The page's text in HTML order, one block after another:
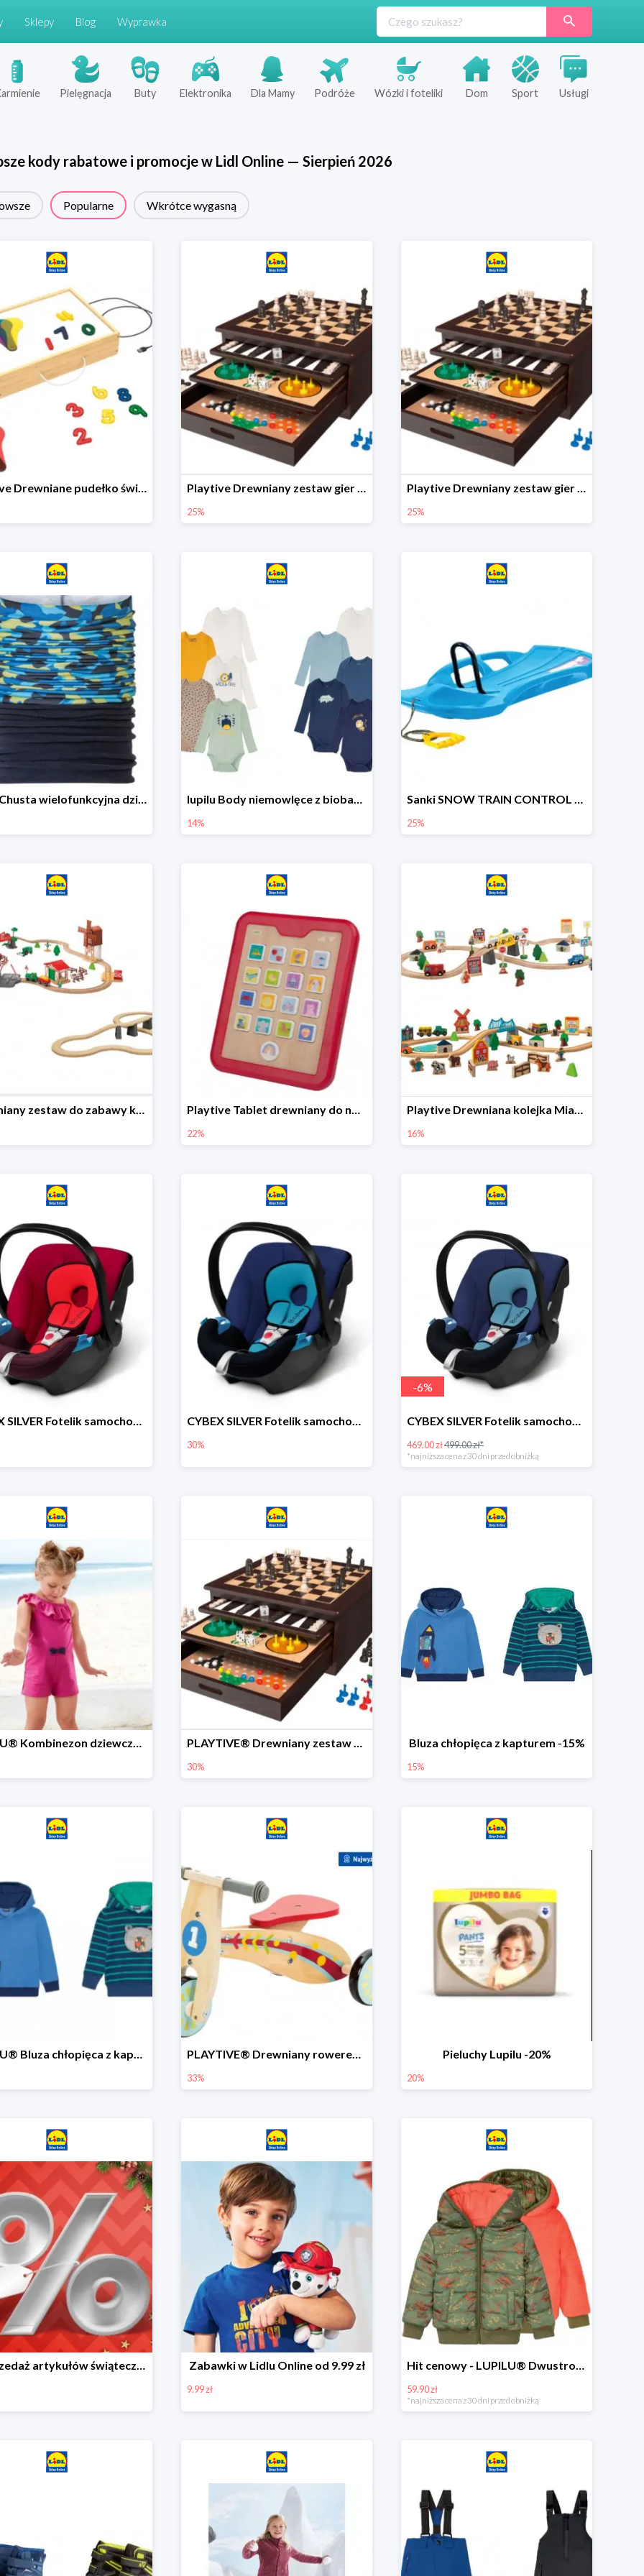
Sklepy Blog Wyprawka
Pielęgnacja Buty Elektronika Dla Mamy Podróże Wózki i foteliki Dom Sport Usługi
kody rabatowe i promocje w Lidl Online— Sierpień 2026
Popularne Wkrótce wygasną
Playtive Drewniane pudełko świetlne MONTESSORI Playtive Drewniany zestaw gier 10 w 1
25%
Playtive Drewniany zestaw gier 10 w 1
25%
lupilu Chusta wielofunkcyjna dziecięca lupilu Body niemowlęce z biobawełny
14%
Sanki SNOW TRAIN CONTROL -25%
25%
Drewniany zestaw do zabawy kolejką - farma i wiadukt Playtive Tablet drewniany do nauki, interaktywny
22%
Playtive Drewniana kolejka Miasto lub Farma
16%
CYBEX SILVER Fotelik samochodowy CYBEX SILVER Fotelik samochodowy -30%
30%
-6%
CYBEX SILVER Fotelik samochodowy + dostawa gratis!
469.00 zł499.00 zł*
*najniższa cena z 30 dni przed obniżką
LUPILU® Kombinezon dziewczęcy z bawełny PLAYTIVE® Drewniany zestaw gier 10 w 1
30%
Bluza chłopięca z kapturem -15%
15%
LUPILU® Bluza chłopięca z kapturem PLAYTIVE® Drewniany rowerek biegowy -33%
33%
Pieluchy Lupilu -20%
20%
Wyprzedaż artykułów świątecznych w Lidlu Online Zabawki w Lidlu Online od 9.99 zł
9.99 zł
Hit cenowy - LUPILU® Dwustronna kurtka dziecięca z polarem
59.90 zł
*najniższa cena z 30 dni przed obniżką